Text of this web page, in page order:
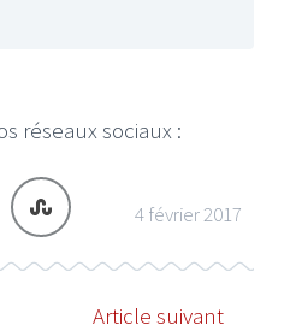
réseaux sociaux :
4 février 2017
Article suivant